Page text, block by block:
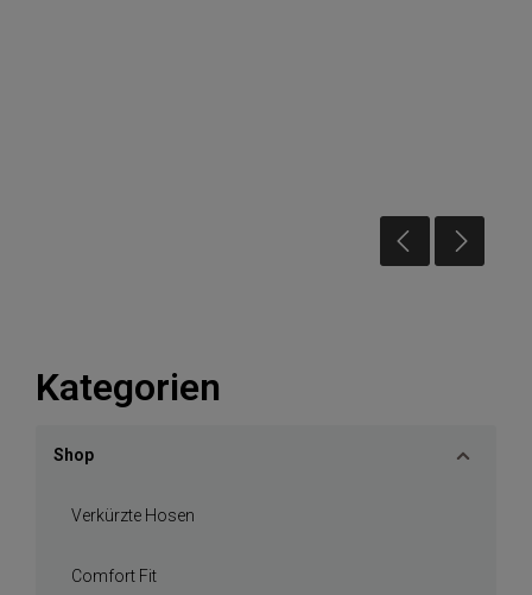
Kategorien
Shop
Verkürzte Hosen
Comfort Fit